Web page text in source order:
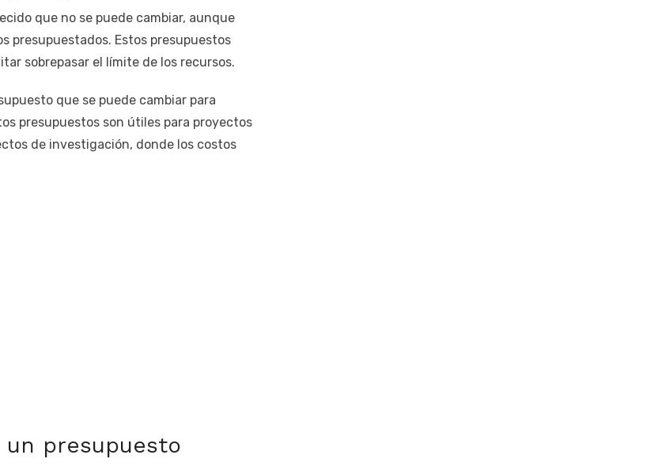
que no se puede cambiar, aunque
presupuestados. Estos presupuestos
sobrepasar el límite de los recursos.
que se puede cambiar para
presupuestos son útiles para proyectos
de investigación, donde los costos
un presupuesto